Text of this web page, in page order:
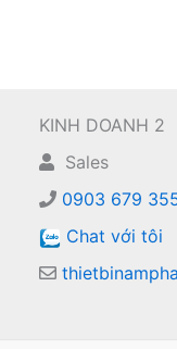
KINH DOANH 2
Sales
0903 679
Chat với tôi